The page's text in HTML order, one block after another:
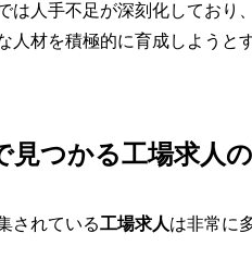
は人手不足が深刻化しており
人材を積極的に育成しようと
見つかる工場求人
されている工場求人は非常に